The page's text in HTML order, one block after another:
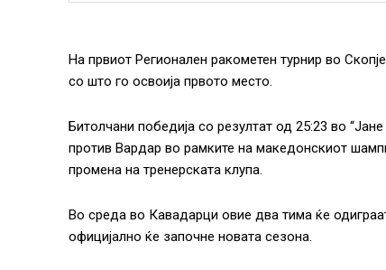
На првиот Регионален ракометен турнир во
со што го освоија првото место.
Битолчани победија со резултат од 25:23 во
против Вардар во рамките на македонскиот
промена на тренерската клупа.
Во среда во Кавадарци овие два тима ќе
официјално ќе започне новата сезона.